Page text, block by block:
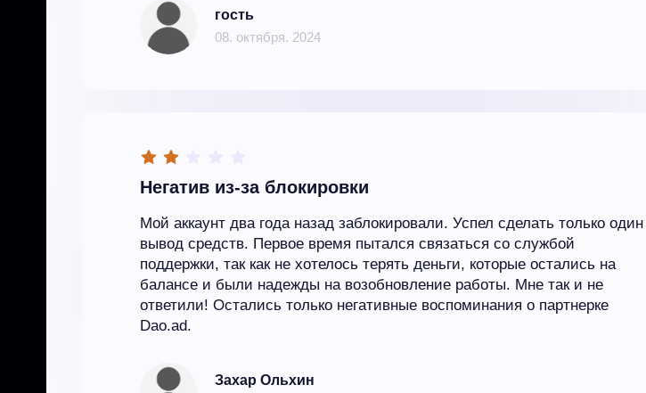
гость
08. октября. 2024
Негатив из-за блокировки
Мой аккаунт два года назад заблокировали. Успел сделать только один
вывод средств. Первое время пытался связаться со службой
поддержки, так как не хотелось терять деньги, которые остались на
балансе и были надежды на возобновление работы. Мне так и не
ответили! Остались только негативные воспоминания о партнерке
Dao.ad.
Захар Ольхин